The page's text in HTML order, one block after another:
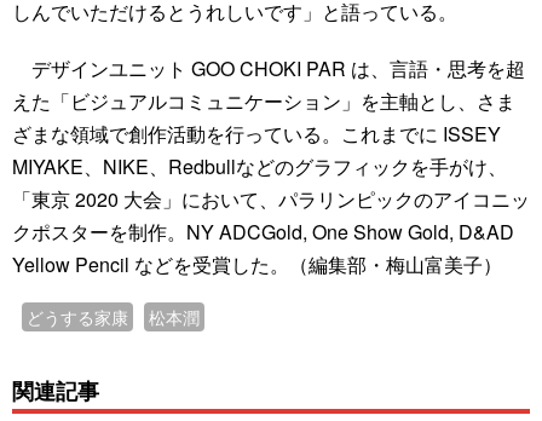
しんでいただけるとうれしいです」と語っている。
デザインユニット GOO CHOKI PAR は、言語・思考を超
えた「ビジュアルコミュニケーション」を主軸とし、さま
ざまな領域で創作活動を行っている。これまでに ISSEY
MIYAKE、NIKE、Redbullなどのグラフィックを手がけ、
「東京 2020 大会」において、パラリンピックのアイコニッ
クポスターを制作。NY ADCGold, One Show Gold, D&AD
Yellow Pencil などを受賞した。（編集部・梅山富美子）
どうする家康 松本潤
関連記事